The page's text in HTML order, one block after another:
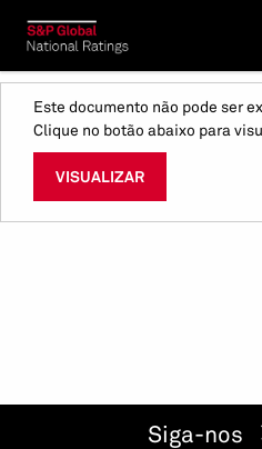
Este documento não pode ser
Clique no botão abaixo para
VISUALIZAR
Siga-nos